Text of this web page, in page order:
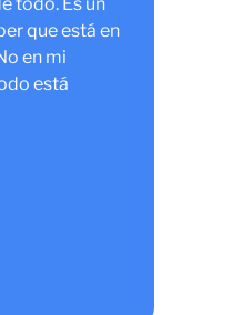
que está en
en mi
está